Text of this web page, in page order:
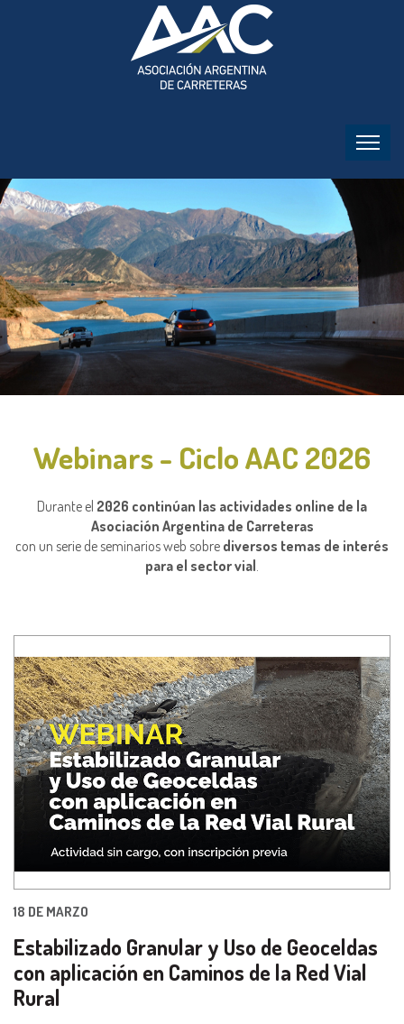
Webinars - Ciclo AAC 2026
Durante el 2026 continúan las actividades online de la
Asociación Argentina de Carreteras
con un serie de seminarios web sobre diversos temas de interés
para el sector vial.
18 DE MARZO
Estabilizado Granular y Uso de Geoceldas
con aplicación en Caminos de la Red Vial
Rural